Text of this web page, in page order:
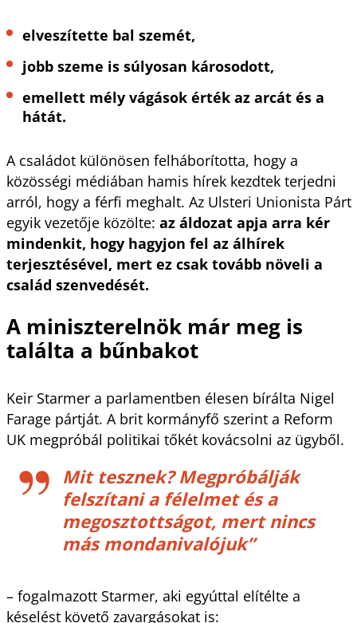
elveszítette bal szemét,
jobb szeme is súlyosan károsodott,
emellett mély vágások érték az arcát és a
hátát.
A családot különösen felháborította, hogy a
közösségi médiában hamis hírek kezdtek terjedni
arról, hogy a férfi meghalt. Az Ulsteri Unionista Párt
egyik vezetője közölte: az áldozat apja arra kér
mindenkit, hogy hagyjon fel az álhírek
terjesztésével, mert ez csak tovább növeli a
család szenvedését.
A miniszterelnök már meg is
találta a bűnbakot
Keir Starmer a parlamentben élesen bírálta Nigel
Farage pártját. A brit kormányfő szerint a Reform
UK megpróbál politikai tőkét kovácsolni az ügyből.
Mit tesznek? Megpróbálják
felszítani a félelmet és a
megosztottságot, mert nincs
más mondanivalójuk”
– fogalmazott Starmer, aki egyúttal elítélte a
késelést követő zavargásokat is: